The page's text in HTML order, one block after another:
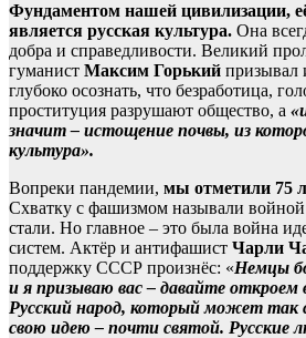
Фундаментом нашей цивилизации,
является русская культура. Она
добра и справедливости. Великий
гуманист Максим Горький призывал
глубоко осознать, что безработица,
проституция разрушают общество, а
значит – истощение почвы, из
культура».
Вопреки пандемии, мы отметили 75
Схватку с фашизмом называли
стали. Но главное – это была война
систем. Актёр и антифашист Чарли
поддержку СССР произнёс: «Немцы
и я призываю вас – давайте
Русский народ, который может так
свою идею – почти святой. Русские